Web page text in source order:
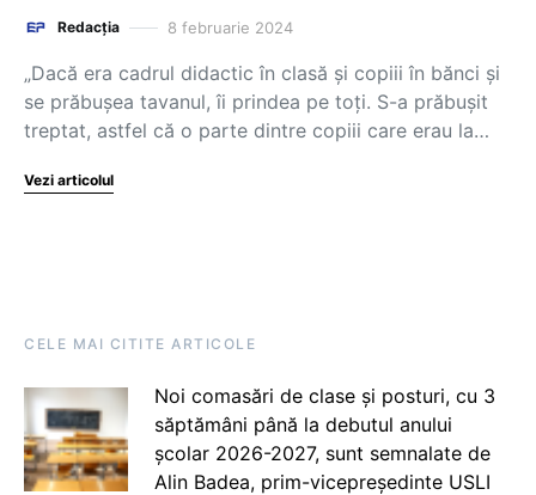
Redacția 8 februarie 2024
„Dacă era cadrul didactic în clasă și copiii în bănci și
se prăbușea tavanul, îi prindea pe toți. S-a prăbușit
treptat, astfel că o parte dintre copiii care erau la…
Vezi articolul
CELE MAI CITITE ARTICOLE
Noi comasări de clase și posturi, cu 3
săptămâni până la debutul anului
școlar 2026-2027, sunt semnalate de
Alin Badea, prim-vicepreședinte USLI